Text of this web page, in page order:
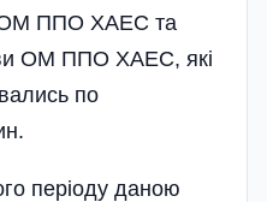
ОМ ППО ХАЕС та
ОМ ППО ХАЕС, які
по
періоду даною